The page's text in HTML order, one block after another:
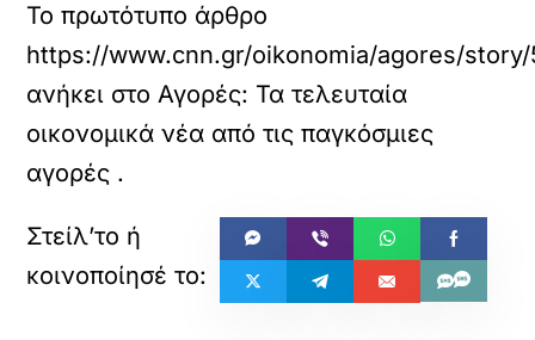
Το πρωτότυπο άρθρο
https://www.cnn.gr/oikonomia/agores/
ανήκει στοΑγορές: Τα τελευταία
οικονομικά νέα από τις παγκόσμιες
αγορές .